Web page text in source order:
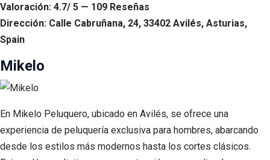
Valoración: 4.7/ 5 — 109 Reseñas
Dirección: Calle Cabruñana, 24, 33402 Avilés, Asturias,
Spain
Mikelo
En Mikelo Peluquero, ubicado en Avilés, se ofrece una
experiencia de peluquería exclusiva para hombres, abarcando
desde los estilos más modernos hasta los cortes clásicos.